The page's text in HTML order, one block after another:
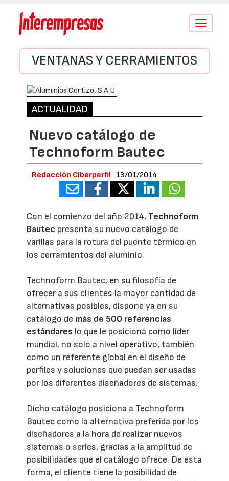
Conmutar
VENTANAS Y CERRAMIENTOS
ACTUALIDAD
Nuevo catálogo de
Technoform Bautec
Redacción Ciberperfil 13/01/2014
Con el comienzo del año 2014, Technoform
Bautec presenta su nuevo catálogo de
varillas para la rotura del puente térmico en
los cerramientos del aluminio.
Technoform Bautec, en su filosofía de
ofrecer a sus clientes la mayor cantidad de
alternativas posibles, dispone ya en su
catálogo de más de 500 referencias
estándares lo que le posiciona como líder
mundial, no solo a nivel operativo, también
como un referente global en el diseño de
perfiles y soluciones que puedan ser usadas
por los diferentes diseñadores de sistemas.
Dicho catálogo posiciona a Technoform
Bautec como la alternativa preferida por los
diseñadores a la hora de realizar nuevos
sistemas o series, gracias a la amplitud de
posibilidades que el catálogo ofrece. De esta
forma, el cliente tiene la posibilidad de